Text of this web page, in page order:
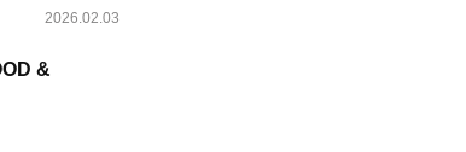
2026.02.03
&